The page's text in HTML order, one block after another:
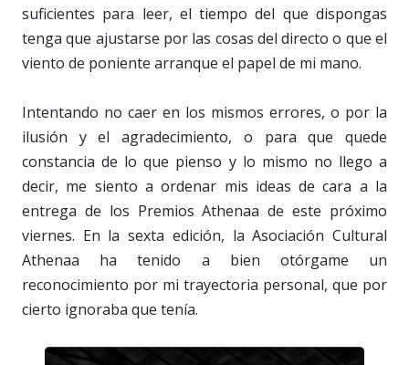
suficientes para leer, el tiempo del que dispongas
tenga que ajustarse por las cosas del directo o que el
viento de poniente arranque el papel de mi mano.
Intentando no caer en los mismos errores, o por la
ilusión y el agradecimiento, o para que quede
constancia de lo que pienso y lo mismo no llego a
decir, me siento a ordenar mis ideas de cara a la
entrega de los Premios Athenaa de este próximo
viernes. En la sexta edición, la Asociación Cultural
Athenaa ha tenido a bien otórgame un
reconocimiento por mi trayectoria personal, que por
cierto ignoraba que tenía.